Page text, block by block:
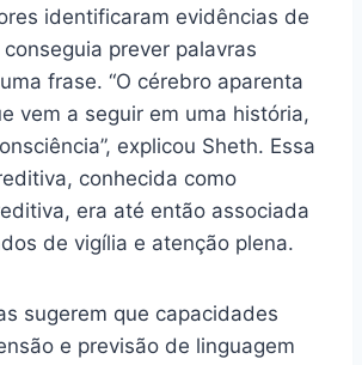
identificaram evidências de
prever palavras
frase. “O cérebro aparenta
vem a seguir em uma história,
explicou Sheth. Essa
conhecida como
era até então associada
de vigília e atenção plena.
sugerem que capacidades
e previsão de linguagem